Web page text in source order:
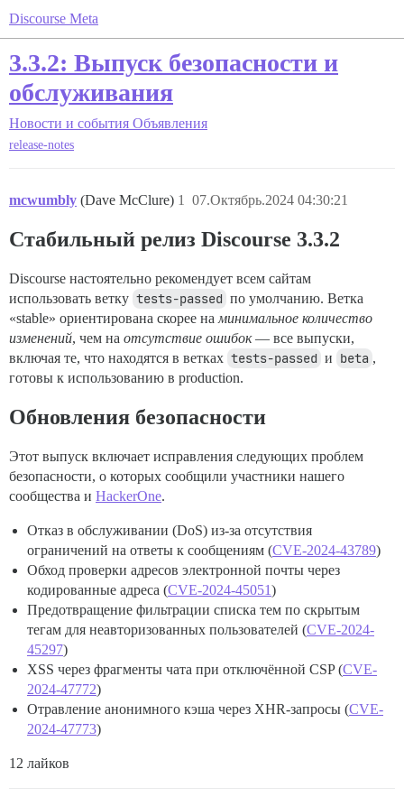
Discourse Meta
3.3.2: Выпуск безопасности и
обслуживания
Новости и события Объявления
release-notes
mcwumbly (Dave McClure) 07.Октябрь.2024 04:30:21
1
Стабильный релиз Discourse 3.3.2
Discourse настоятельно рекомендует всем сайтам
использовать ветку tests-passed по умолчанию. Ветка
«stable» ориентирована скорее на минимальное количество
изменений, чем на отсутствие ошибок— все выпуски,
включая те, что находятся в ветках tests-passed и beta ,
готовы к использованию в production.
Обновления безопасности
Этот выпуск включает исправления следующих проблем
безопасности, о которых сообщили участники нашего
сообщества и HackerOne.
Отказ в обслуживании (DoS) из-за отсутствия
ограничений на ответы к сообщениям (CVE-2024-43789)
Обход проверки адресов электронной почты через
кодированные адреса (CVE-2024-45051)
Предотвращение фильтрации списка тем по скрытым
тегам для неавторизованных пользователей (CVE-2024-
45297)
XSS через фрагменты чата при отключённой CSP (CVE-
2024-47772)
Отравление анонимного кэша через XHR-запросы (CVE-
2024-47773)
12 лайков